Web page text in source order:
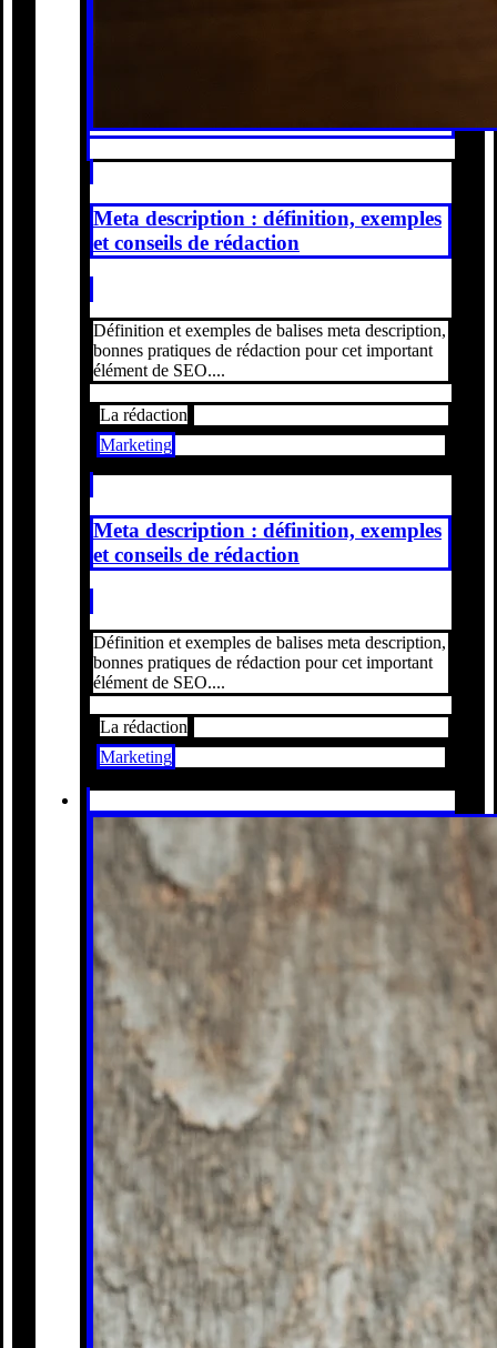
Meta description : définition, exemples
et conseils de rédaction
Définition et exemples de balises meta description,
bonnes pratiques de rédaction pour cet important
élément de SEO....
La rédaction
Marketing
Meta description : définition, exemples
et conseils de rédaction
Définition et exemples de balises meta description,
bonnes pratiques de rédaction pour cet important
élément de SEO....
La rédaction
Marketing